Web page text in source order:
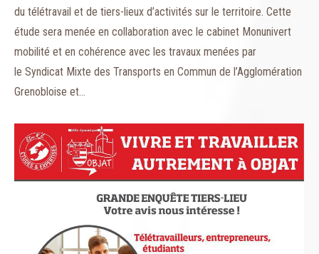
du télétravail et de tiers-lieux d’activités sur le territoire. Cette
étude sera menée en collaboration avec le cabinet Monunivert
mobilité et en cohérence avec les travaux menées par
le Syndicat Mixte des Transports en Commun de l’Agglomération
Grenobloise et…